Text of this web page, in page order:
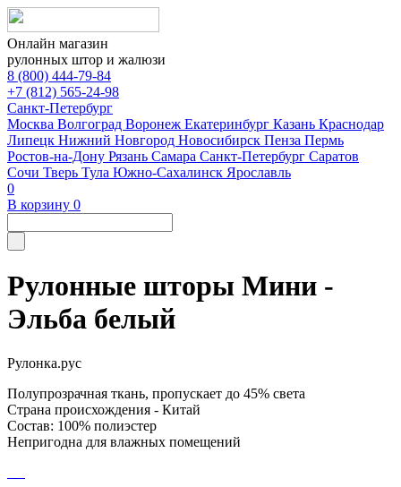
Онлайн магазин
рулонных штор и жалюзи
8 (800) 444-79-84
+7 (812) 565-24-98
Санкт-Петербург
Москва Волгоград Воронеж Екатеринбург Казань Краснодар
Липецк Нижний Новгород Новосибирск Пенза Пермь
Ростов-на-Дону Рязань Самара Санкт-Петербург Саратов
Сочи Тверь Тула Южно-Сахалинск Ярославль
0
В корзину 0
Рулонные шторы Мини -
Эльба белый
Рулонка.рус
Полупрозрачная ткань, пропускает до 45% света
Страна происхождения - Китай
Состав: 100% полиэстер
Непригодна для влажных помещений